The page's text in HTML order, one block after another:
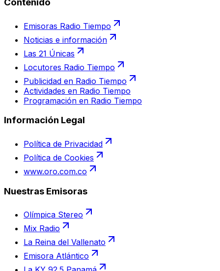
Emisoras Radio Tiempo
Noticias e información
Las 21 Únicas
Locutores Radio Tiempo
Publicidad en Radio Tiempo
Actividades en Radio Tiempo
Programación en Radio Tiempo
Información Legal
Política de Privacidad
Política de Cookies
www.oro.com.co
Nuestras Emisoras
Olímpica Stereo
Mix Radio
La Reina del Vallenato
Emisora Atlántico